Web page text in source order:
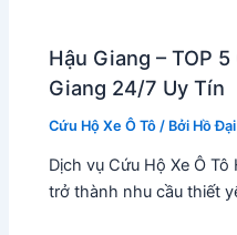
Hậu Giang – TOP
Giang 24/7 Uy Tín
Cứu Hộ Xe Ô Tô / Bởi Hồ
Dịch vụ Cứu Hộ Xe Ô
trở thành nhu cầu thiết